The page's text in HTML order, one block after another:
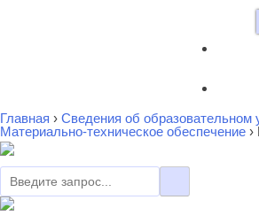
Главная › Сведения об образовательном
Материально-техническое обеспечение ›